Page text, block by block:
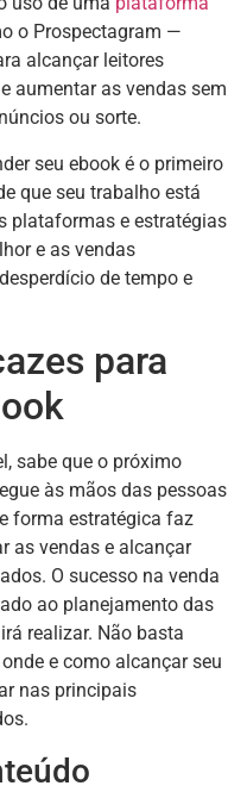
o Prospectagram —
alcançar leitores
aumentar as vendas sem
ou sorte.
seu ebook é o primeiro
que seu trabalho está
plataformas e estratégias
e as vendas
de tempo e
para
sabe que o próximo
às mãos das pessoas
forma estratégica faz
as vendas e alcançar
O sucesso na venda
ao planejamento das
realizar. Não basta
e como alcançar seu
nas principais